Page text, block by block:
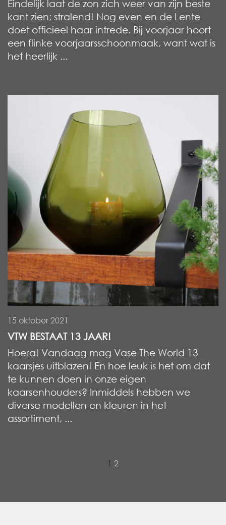
Éindelijk laat de zon zich weer van zijn beste
kant zien; stralend! Nog even en de Lente
doet officieel haar intrede. Bij voorjaar hoort
een flinke voorjaarsschoonmaak, want wat is
het heerlijk ...
15 oktober 2021
VTW BESTAAT 13 JAAR!
Hoera! Vandaag mag Vase The World 13
kaarsjes uitblazen! En hoe leuk is het om dat
te kunnen doen in onze eigen
kaarsenhouders? Inmiddels hebben we
diverse modellen en kleuren in het
assortiment, ...
1 2